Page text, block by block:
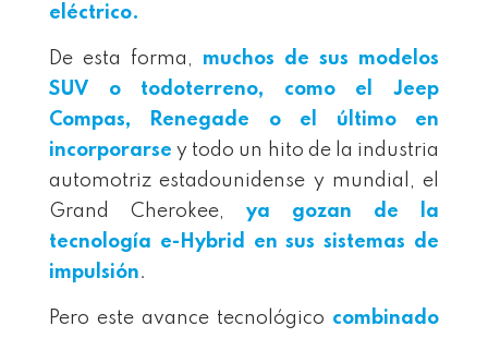
eléctrico.
De esta forma, muchos de sus modelos
SUV o todoterreno, como el Jeep
Compas, Renegade o el último en
incorporarsey todo un hito de la industria
automotriz estadounidense y mundial, el
Grand Cherokee, ya gozan de la
tecnología e-Hybrid en sus sistemas de
impulsión.
Pero este avance tecnológico combinado